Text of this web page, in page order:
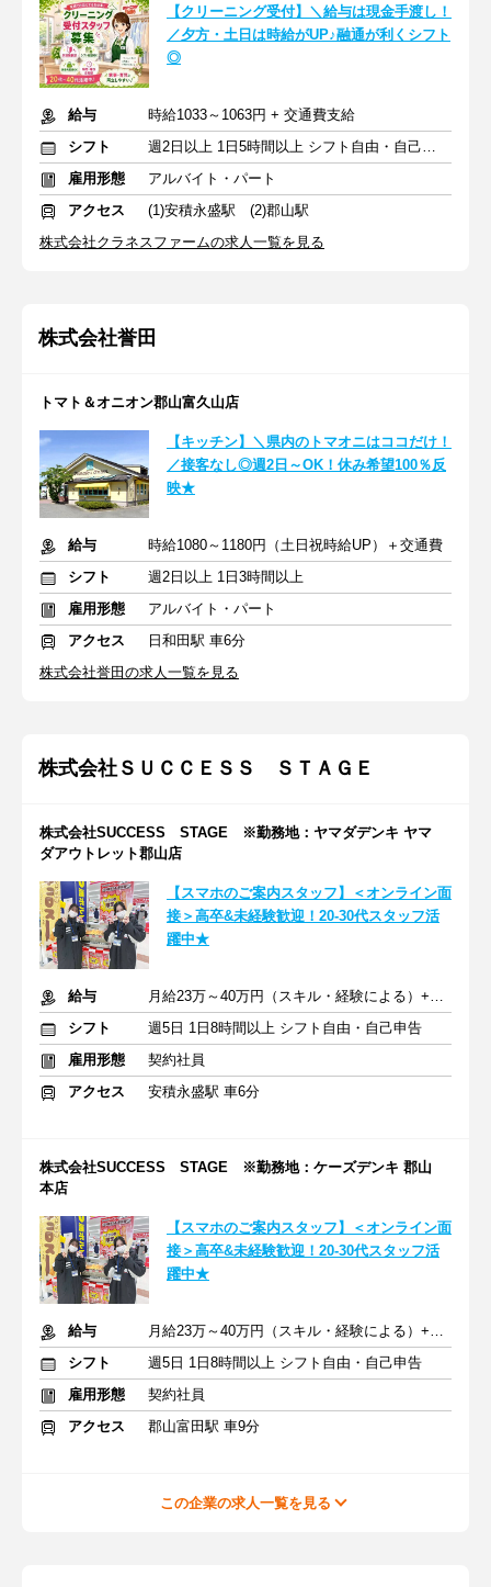
【クリーニング受付】＼給与は現金手渡し！
／夕方・土日は時給がUP♪融通が利くシフト
◎
給与
時給1033～1063円 + 交通費支給
シフト
週2日以上 1日5時間以上 シフト自由・自己申告
雇用形態
アルバイト・パート
アクセス
(1)安積永盛駅 (2)郡山駅
株式会社クラネスファームの求人一覧を見る
株式会社誉田
トマト＆オニオン郡山富久山店
【キッチン】＼県内のトマオニはココだけ！
／接客なし◎週2日～OK！休み希望100％反
映★
給与
時給1080～1180円（土日祝時給UP）＋交通費
シフト
週2日以上 1日3時間以上
雇用形態
アルバイト・パート
アクセス
日和田駅 車6分
株式会社誉田の求人一覧を見る
株式会社ＳＵＣＣＥＳＳ ＳＴＡＧＥ
株式会社SUCCESS STAGE ※勤務地：ヤマダデンキ ヤマ
ダアウトレット郡山店
【スマホのご案内スタッフ】＜オンライン面
接＞高卒&未経験歓迎！20-30代スタッフ活
躍中★
給与
月給23万～40万円（スキル・経験による）+交通費全額支給
シフト
週5日 1日8時間以上 シフト自由・自己申告
雇用形態
契約社員
アクセス
安積永盛駅 車6分
株式会社SUCCESS STAGE ※勤務地：ケーズデンキ 郡山
本店
【スマホのご案内スタッフ】＜オンライン面
接＞高卒&未経験歓迎！20-30代スタッフ活
躍中★
給与
月給23万～40万円（スキル・経験による）+交通費全額支給
シフト
週5日 1日8時間以上 シフト自由・自己申告
雇用形態
契約社員
アクセス
郡山富田駅 車9分
この企業の求人一覧を見る